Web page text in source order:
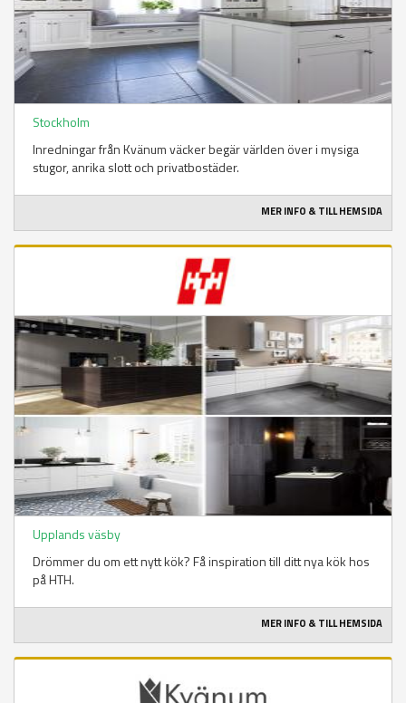
Stockholm
Inredningar från Kvänum väcker begär världen över i mysiga
stugor, anrika slott och privatbostäder.
MER INFO & TILL HEMSIDA
Upplands väsby
Drömmer du om ett nytt kök? Få inspiration till ditt nya kök hos
på HTH.
MER INFO & TILL HEMSIDA